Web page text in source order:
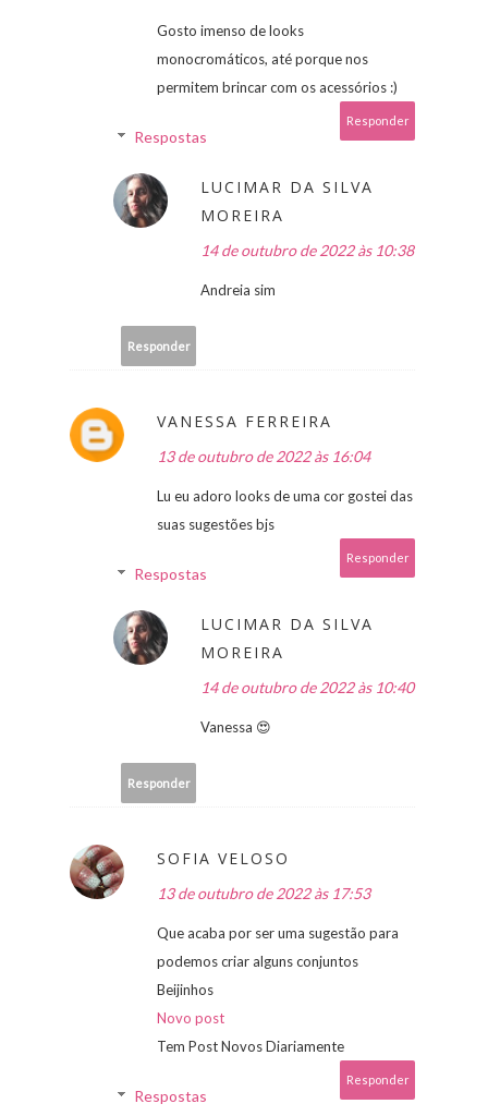
Gosto imenso de looks
monocromáticos, até porque nos
permitem brincar com os acessórios :)
Responder
Respostas
LUCIMAR DA SILVA
MOREIRA
14 de outubro de 2022 às 10:38
Andreia sim
Responder
VANESSA FERREIRA
13 de outubro de 2022 às 16:04
Lu eu adoro looks de uma cor gostei das
suas sugestões bjs
Responder
Respostas
LUCIMAR DA SILVA
MOREIRA
14 de outubro de 2022 às 10:40
Vanessa 😍
Responder
SOFIA VELOSO
13 de outubro de 2022 às 17:53
Que acaba por ser uma sugestão para
podemos criar alguns conjuntos
Beijinhos
Novo post
Tem Post Novos Diariamente
Responder
Respostas